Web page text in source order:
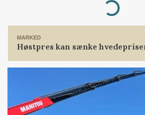
Loading...
MARKED
Høstpres kan sænke